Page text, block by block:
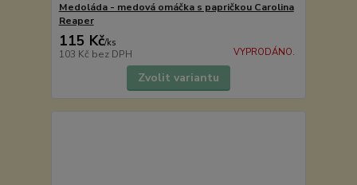
Medoláda - medová omáčka s papričkou Carolina
Reaper
115 Kč/ks
103 Kč bez DPH VYPRODÁNO.
Zvolit variantu